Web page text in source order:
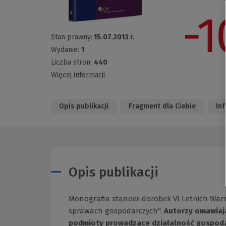
Stan prawny: 15.07.2013 r.
Wydanie: 1
Liczba stron: 440
Więcej informacji
Opis publikacji Fragment dla Ciebie
Opis publikacji
Monografia stanowi dorobek VI Letnich
sprawach gospodarczych". Autorzy
podmioty prowadzące działalność